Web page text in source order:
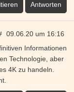
Antworten
09.06.20 um 16:16
Informationen
Technologie, aber
4K zu handeln.